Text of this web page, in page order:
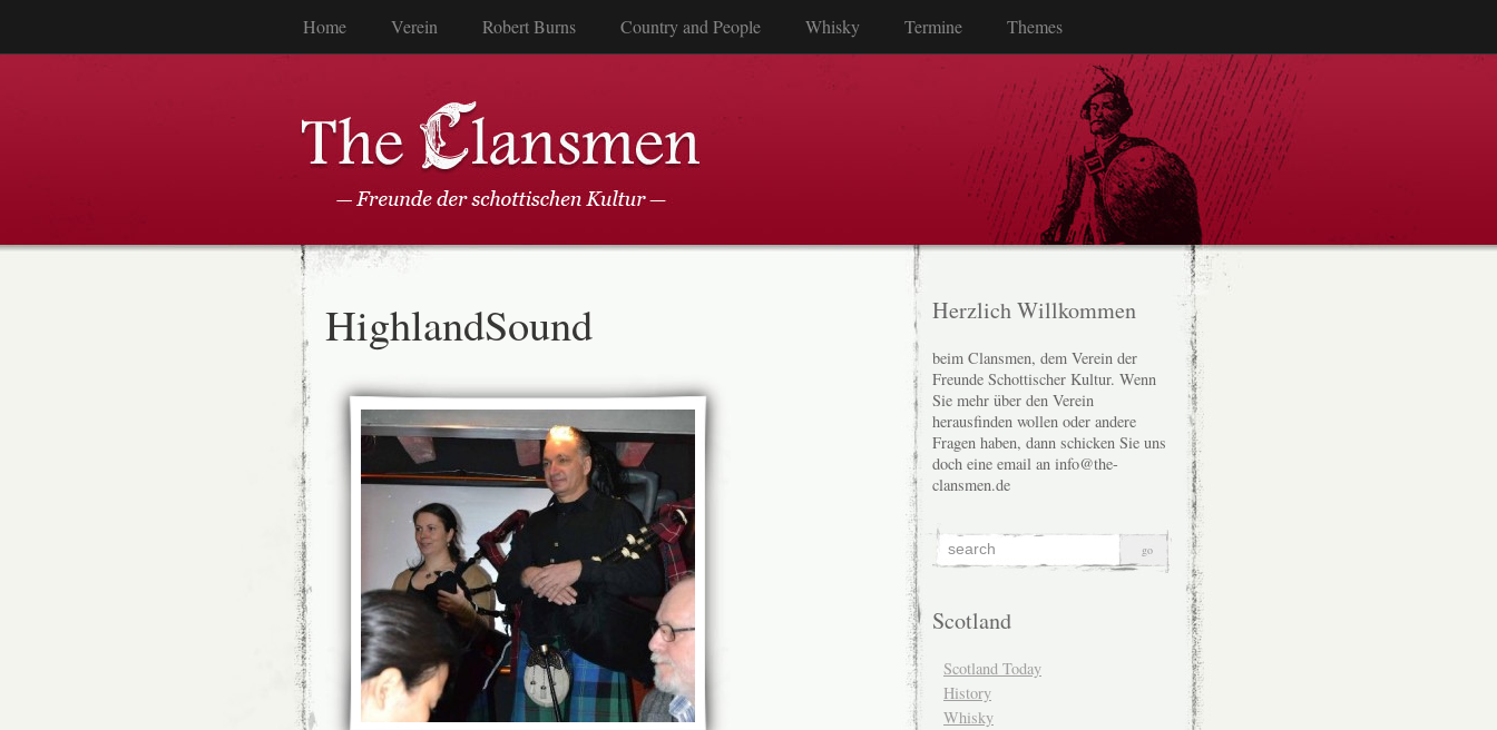
Home Verein Robert Burns Country and People Whisky Termine Themes
HighlandSound Herzlich Willkommen
beim Clansmen, dem Verein der
Freunde Schottischer Kultur. Wenn
Sie mehr über den Verein
herausfinden wollen oder andere
Fragen haben, dann schicken Sie uns
doch eine email an info@the-
clansmen.de
Scotland
Scotland Today
History
Whisky